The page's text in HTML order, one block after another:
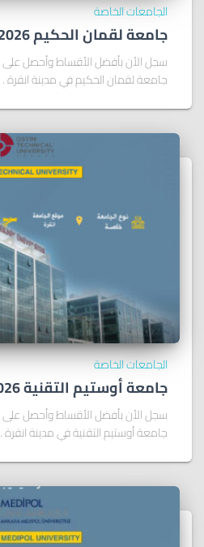
الجامعات الخاصة
جامعة لقمان الحكيم 2026-2027
جامعة لقمان الحكيم في مدينة انقرة .
الجامعات الخاصة
جامعة أوستيم التقنية 2026-2027
جامعة أوستيم التقنية في مدينة انقرة .